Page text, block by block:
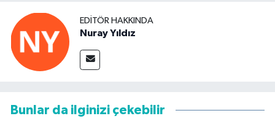
EDITÖR HAKKINDA
Nuray Yıldız
Bunlar da ilginizi çekebilir